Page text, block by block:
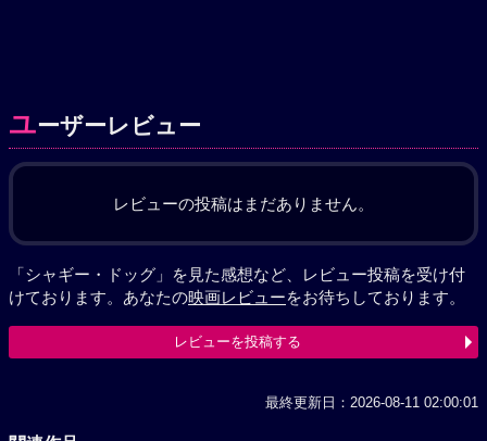
ユーザーレビュー
レビューの投稿はまだありません。
「シャギー・ドッグ」を見た感想など、レビュー投稿を受け付
けております。あなたの映画レビューをお待ちしております。
レビューを投稿する
最終更新日：2026-08-11 02:00:01